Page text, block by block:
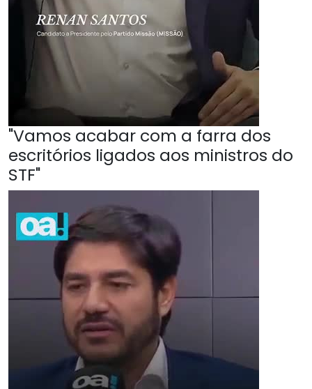
"Vamos acabar com a farra dos
escritórios ligados aos ministros do
STF"